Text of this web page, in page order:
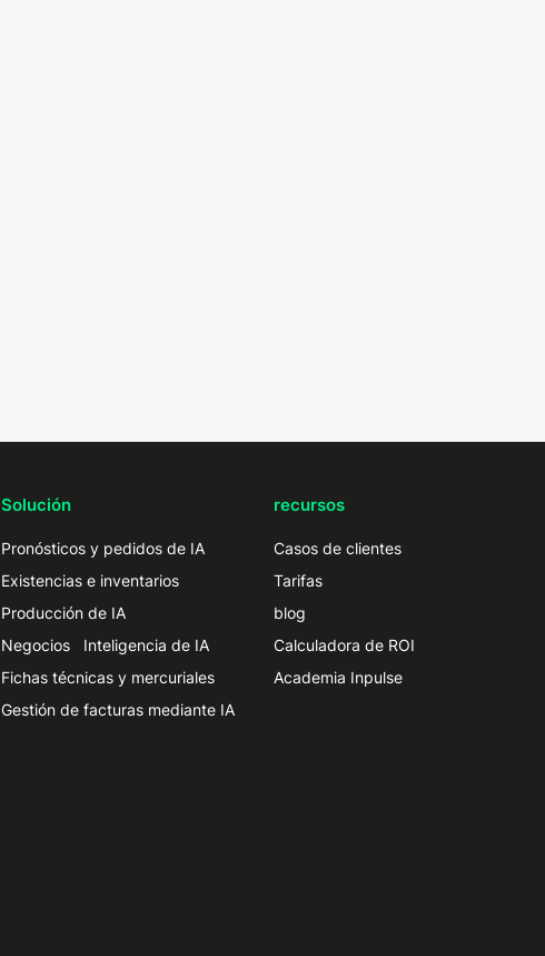
Solución
Pronósticos y pedidos de IA
Existencias e inventarios
Producción de IA
Negocios Inteligencia de IA
Fichas técnicas y mercuriales
Gestión de facturas mediante IA
recursos
Casos de clientes
Tarifas
blog
Calculadora de ROI
Academia Inpulse